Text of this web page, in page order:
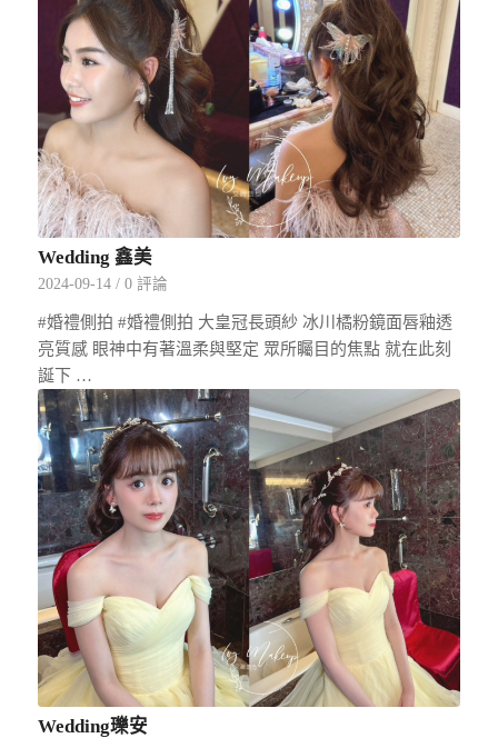
Wedding 鑫美
2024-09-14 / 0 評論
#婚禮側拍 #婚禮側拍 大皇冠長頭紗 冰川橘粉鏡面唇釉透
亮質感 眼神中有著溫柔與堅定 眾所矚目的焦點 就在此刻
誕下 …
Wedding瓅安